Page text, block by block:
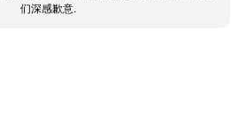
们深感歉意.